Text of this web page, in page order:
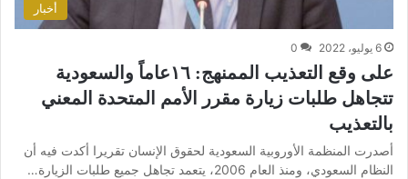
أخبار
6 يوليو، 2022 0
على وقع التعذيب الممنهج: ١٦عاماً والسعودية
تتجاهل طلبات زيارة مقرر الأمم المتحدة المعني
بالتعذيب
أصدرت المنظمة الأوروبية السعودية لحقوق الإنسان تقريرا أكدت فيه أن
النظام السعودي، ومنذ العام 2006، يتعمد تجاهل جميع طلبات الزيارة…